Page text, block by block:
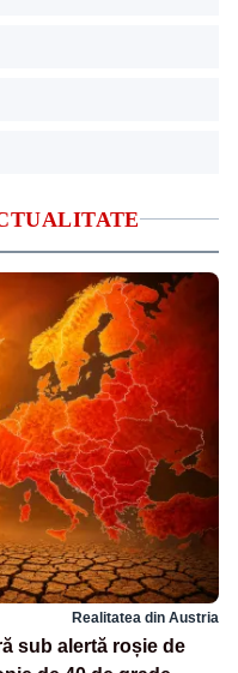
Realitatea din Austria
sub alertă roșie de